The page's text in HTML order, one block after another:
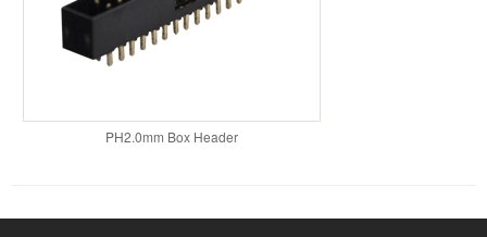
PH2.0mm Box Header